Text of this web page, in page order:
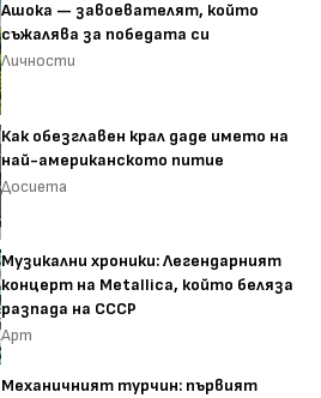
Ашока — завоевателят, който
съжалява за победата си
Личности
Как обезглавен крал даде името на
най-американското питие
Досиета
Музикални хроники: Легендарният
концерт на Metallica, който беляза
разпада на СССР
Арт
Механичният турчин: първият